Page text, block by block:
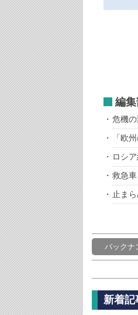
編
危機
「欧
ロシ
救急
止ま
バックナ
新着記